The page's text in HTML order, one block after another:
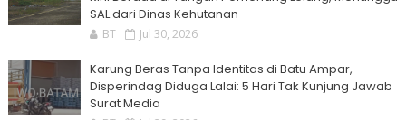
SAL dari Dinas Kehutanan
BT Jul 30, 2026
Karung Beras Tanpa Identitas di Batu Ampar,
Disperindag Diduga Lalai: 5 Hari Tak Kunjung Jawab
Surat Media